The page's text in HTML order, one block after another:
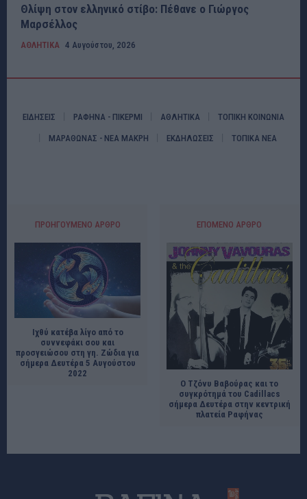
Θλίψη στον ελληνικό στίβο: Πέθανε ο Γιώργος
Μαρσέλλος
ΑΘΛΗΤΙΚΑ 4 Αυγούστου, 2026
ΕΙΔΗΣΕΙΣ ΡΑΦΗΝΑ - ΠΙΚΕΡΜΙ ΑΘΛΗΤΙΚΑ ΤΟΠΙΚΗ ΚΟΙΝΩΝΙΑ
ΜΑΡΑΘΩΝΑΣ - ΝΕΑ ΜΑΚΡΗ ΕΚΔΗΛΩΣΕΙΣ ΤΟΠΙΚΑ ΝΕΑ
ΠΡΟΗΓΟΎΜΕΝΟ ΆΡΘΡΟ
Ιχθύ κατέβα λίγο από το
συννεφάκι σου και
προσγειώσου στη γη. Ζώδια για
σήμερα Δευτέρα 5 Αυγούστου
2022
ΕΠΌΜΕΝΟ ΆΡΘΡΟ
O Tζόνυ Βαβούρας και το
συγκρότημά του Cadillacs
σήμερα Δευτέρα στην κεντρική
πλατεία Ραφήνας